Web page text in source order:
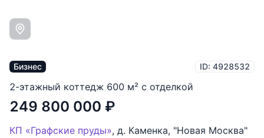
Бизнес ID: 4928532
2-этажный коттедж 600 м² с отделкой
249 800 000 ₽
КП «Графские пруды», д. Каменка, "Новая Москва"